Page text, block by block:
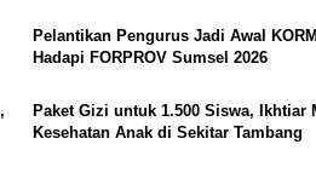
Pelantikan Pengurus Jadi Awal
Hadapi FORPROV Sumsel 2026
Paket Gizi untuk 1.500 Siswa, Ikhtiar
Kesehatan Anak di Sekitar Tambang